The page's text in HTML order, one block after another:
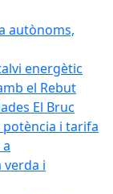
autònoms,
energètic
el Rebut
El Bruc
potència i tarifa
i